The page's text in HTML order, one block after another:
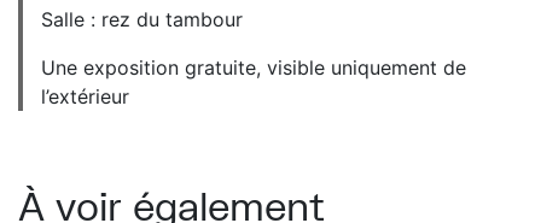
Salle : rez du tambour
Une exposition gratuite, visible uniquement de
l’extérieur
À voir également